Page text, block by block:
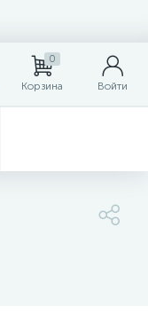
0
Корзина Войти